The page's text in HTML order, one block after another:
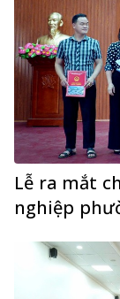
Lễ ra mắt
nghiệp